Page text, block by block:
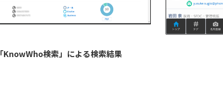
「KnowWho検索」による検索結果